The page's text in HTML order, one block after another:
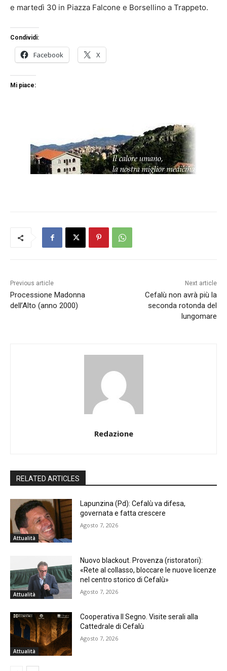
e martedì 30 in Piazza Falcone e Borsellino a Trappeto.
Condividi:
Facebook X
Mi piace:
Previous article
Processione Madonna
dell’Alto (anno 2000)
Next article
Cefalù non avrà più la
seconda rotonda del
lungomare
Redazione
RELATED ARTICLES
Attualità
Lapunzina (Pd): Cefalù va difesa,
governata e fatta crescere
Agosto 7, 2026
Attualità
Nuovo blackout. Provenza (ristoratori):
«Rete al collasso, bloccare le nuove licenze
nel centro storico di Cefalù»
Agosto 7, 2026
Attualità
Cooperativa Il Segno. Visite serali alla
Cattedrale di Cefalù
Agosto 7, 2026